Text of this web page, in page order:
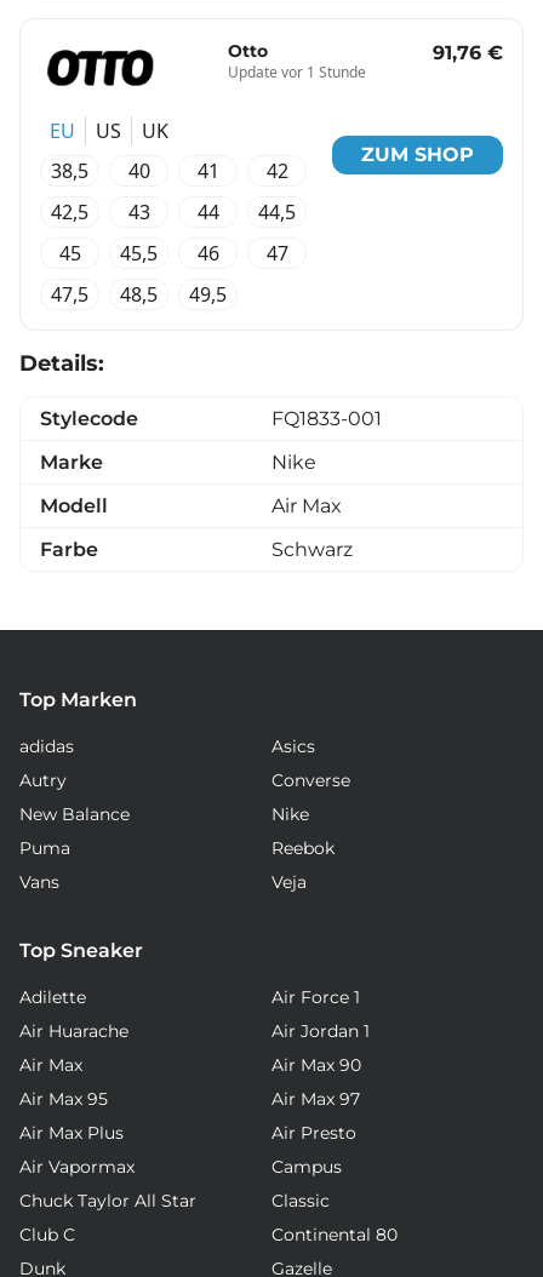
Otto
Update vor 1 Stunde
91,76 €
EU US
UK
38,5
40 41
42
42,5
43 44
44,5
45
45,5 46
47
47,5
48,5 49,5
ZUM SHOP
Details:
Stylecode
FQ1833-001
Marke
Nike
Modell
Air Max
Farbe
Schwarz
Top Marken
adidas
Asics
Autry
Converse
New Balance
Nike
Puma
Reebok
Vans
Veja
Top Sneaker
Adilette
Air Force 1
Air Huarache
Air Jordan 1
Air Max
Air Max 90
Air Max 95
Air Max 97
Air Max Plus
Air Presto
Air Vapormax
Campus
Chuck Taylor All Star
Classic
Club C
Continental 80
Dunk
Gazelle